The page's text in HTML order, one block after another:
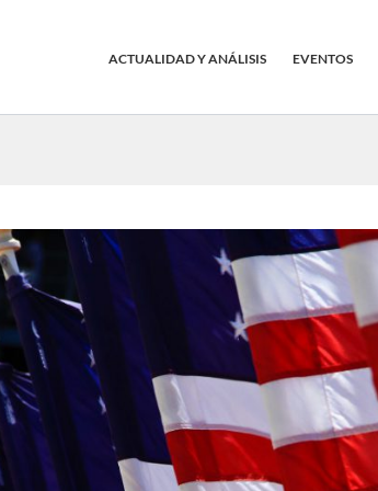
ACTUALIDAD Y ANÁLISIS EVENTOS